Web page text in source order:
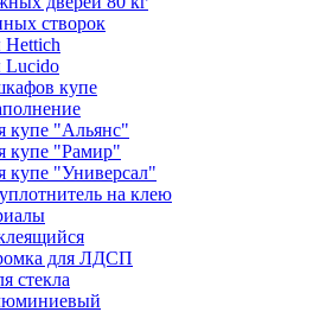
створок
купе
купе "Альянс"
купе "Рамир"
купе "Универсал"
на клею
для ЛДСП
стекла